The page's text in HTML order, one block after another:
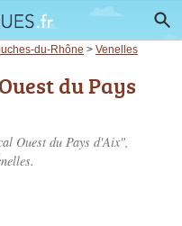
du-Rhône > Venelles
du Pays
Ouest du Pays d'Aix",